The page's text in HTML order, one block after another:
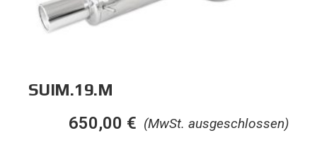
SUIM.19.M
(MwSt. ausgeschlossen)
650,00 €